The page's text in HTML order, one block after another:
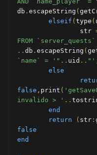
db . escapeString (
elseif ( type (
		str
FROM
.. db . escapeString (
`name` = '" .. uid ..
else
false , print (
invalido > ' ..
end
return
( str :
false
end